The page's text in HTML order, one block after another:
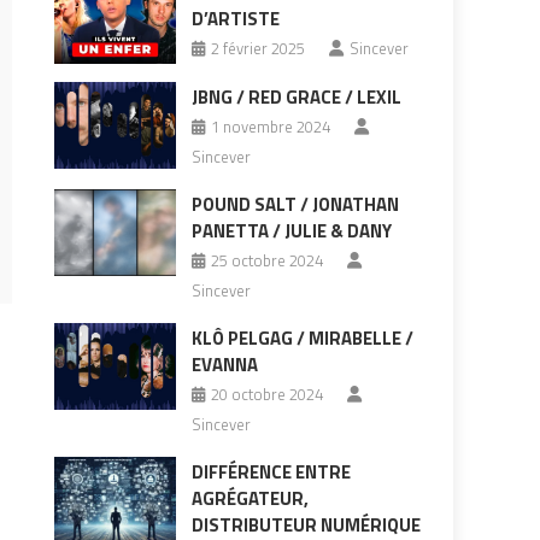
D’ARTISTE
2 février 2025 Sincever
JBNG / RED GRACE / LEXIL
1 novembre 2024
Sincever
POUND SALT / JONATHAN
PANETTA / JULIE & DANY
25 octobre 2024
Sincever
KLÔ PELGAG / MIRABELLE /
EVANNA
20 octobre 2024
Sincever
DIFFÉRENCE ENTRE
AGRÉGATEUR,
DISTRIBUTEUR NUMÉRIQUE